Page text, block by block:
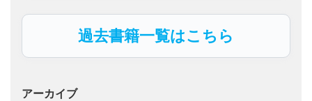
過去書籍一覧はこちら
アーカイブ